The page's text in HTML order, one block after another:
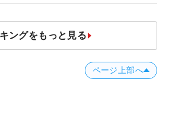
ングをもっと見る
ページ上部へ